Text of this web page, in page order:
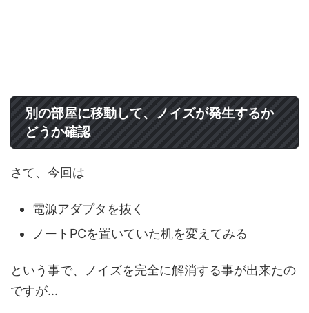
別の部屋に移動して、ノイズが発生するか
どうか確認
さて、今回は
電源アダプタを抜く
ノートPCを置いていた机を変えてみる
という事で、ノイズを完全に解消する事が出来たの
ですが...